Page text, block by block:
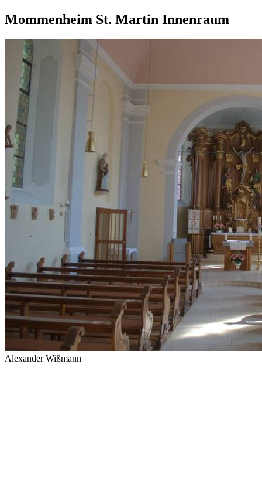
Mommenheim St. Martin Innenraum
Alexander Wißmann